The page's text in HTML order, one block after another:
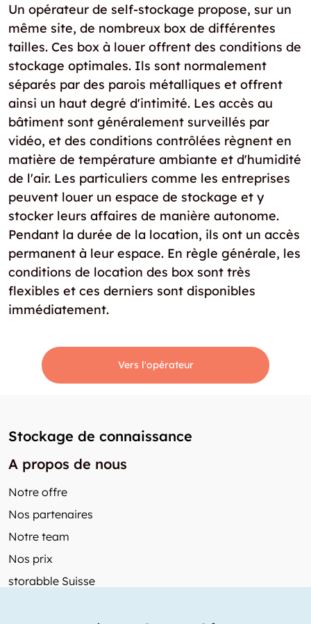
Un opérateur de self-stockage propose, sur un
même site, de nombreux box de différentes
tailles. Ces box à louer offrent des conditions de
stockage optimales. Ils sont normalement
séparés par des parois métalliques et offrent
ainsi un haut degré d'intimité. Les accès au
bâtiment sont généralement surveillés par
vidéo, et des conditions contrôlées règnent en
matière de température ambiante et d'humidité
de l'air. Les particuliers comme les entreprises
peuvent louer un espace de stockage et y
stocker leurs affaires de manière autonome.
Pendant la durée de la location, ils ont un accès
permanent à leur espace. En règle générale, les
conditions de location des box sont très
flexibles et ces derniers sont disponibles
immédiatement.
Vers l'opérateur
Stockage de connaissance
A propos de nous
Notre offre
Nos partenaires
Notre team
Nos prix
storabble Suisse